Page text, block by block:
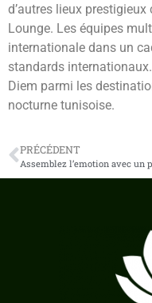
d’autres lieux
Lounge. Les équipes
internationale dans un
standards
Diem parmi les
nocturne tunisoise.
PRÉCÉDENT